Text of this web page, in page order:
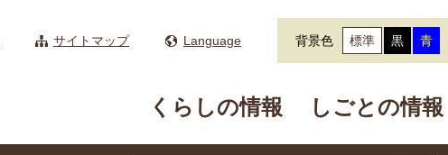
サイトマップ Language 背景色 標準 黒 青
くらしの情報 しごとの情報